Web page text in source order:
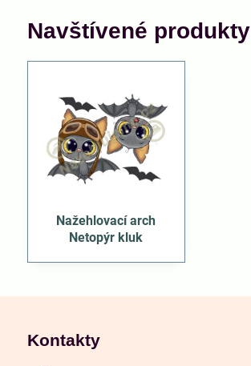
Navštívené produkty
Nažehlovací arch
Netopýr kluk
Kontakty